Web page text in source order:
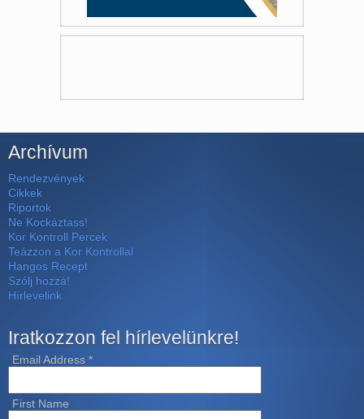
Archívum
Rendezvények
Cikkek
Riportok
Ne Kockáztass!
Kor Kontroll Percek
Teázzon a Kor Kontrollal
Hangos Recept
Szólj hozzá!
Hírlevelink
Iratkozzon fel hírlevelünkre!
Email Address *
First Name